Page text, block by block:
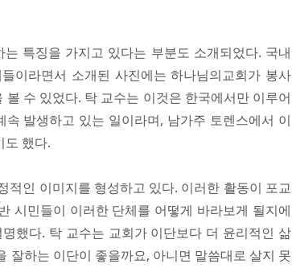
특징을 가지고 있다는 부분도 소개되었다. 국내
이라면서 소개된 사진에는 하나님의교회가 봉사
수 있었다. 탁 교수는 이것은 한국에서만 이루어
발생하고 있는 일이라며, 남가주 토렌스에서 이
도 했다.
인 이미지를 형성하고 있다. 이러한 활동이 포교
시민들이 이러한 단체를 어떻게 바라보게 될지에
했다. 탁 교수는 교회가 이단보다 더 윤리적인 삶
잘하는 이단이 좋을까요, 아니면 말씀대로 살지 못